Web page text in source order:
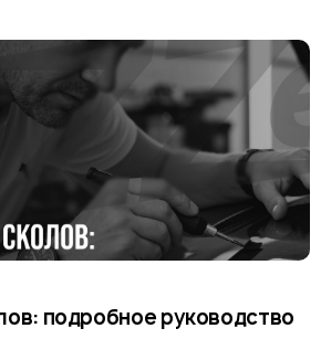
подробное руководство